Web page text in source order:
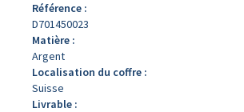
Référence :
D701450023
Matière :
Argent
Localisation du coffre :
Suisse
Livrable :